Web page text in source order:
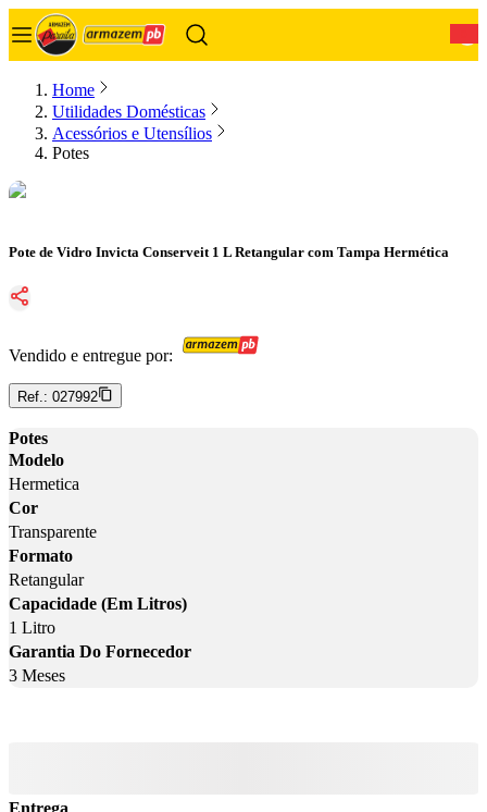
Home
Utilidades Domésticas
Acessórios e Utensílios
Potes
Pote de Vidro Invicta Conserveit 1 L Retangular com Tampa Hermética
Vendido e entregue por:
Ref.: 027992
Potes
Modelo
Hermetica
Cor
Transparente
Formato
Retangular
Capacidade (Em Litros)
1 Litro
Garantia Do Fornecedor
3 Meses